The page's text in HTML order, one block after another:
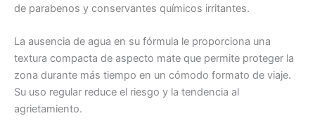
de parabenos y conservantes químicos irritantes.
La ausencia de agua en su fórmula le proporciona una
textura compacta de aspecto mate que permite proteger la
zona durante más tiempo en un cómodo formato de viaje.
Su uso regular reduce el riesgo y la tendencia al
agrietamiento.